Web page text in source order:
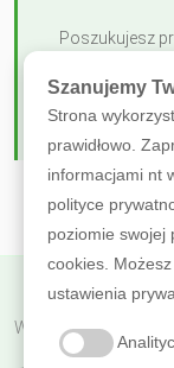
Poszukujesz
ZOBACZ
Wróć do poprzedniej
Szanujemy
Strona
prawidłowo.
informacjami nt
polityce
poziomie swojej
cookies.
ustawienia